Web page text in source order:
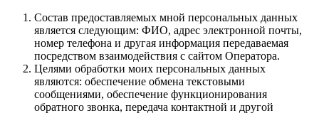
Состав предоставляемых мной персональных данных
является следующим: ФИО, адрес электронной почты,
номер телефона и другая информация передаваемая
посредством взаимодействия с сайтом Оператора.
Целями обработки моих персональных данных
являются: обеспечение обмена текстовыми
сообщениями, обеспечение функционирования
обратного звонка, передача контактной и другой